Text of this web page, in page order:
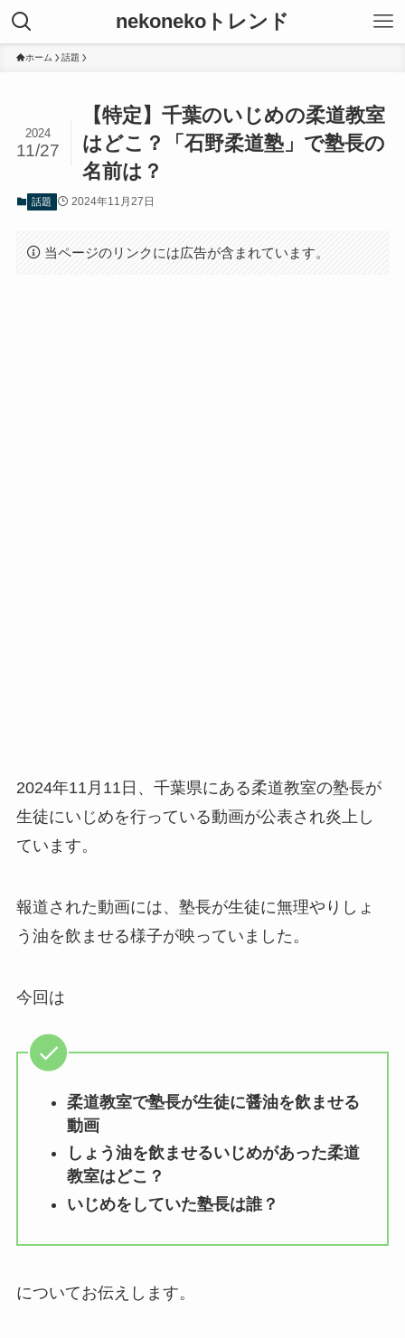
nekonekoトレンド
ホーム 話題
【特定】千葉のいじめの柔道教室
はどこ？「石野柔道塾」で塾長の
名前は？
2024
11/27
話題 2024年11月27日
当ページのリンクには広告が含まれています。
2024年11月11日、千葉県にある柔道教室の塾長が
生徒にいじめを行っている動画が公表され炎上し
ています。
報道された動画には、塾長が生徒に無理やりしょ
う油を飲ませる様子が映っていました。
今回は
柔道教室で塾長が生徒に醤油を飲ませる
動画
しょう油を飲ませるいじめがあった柔道
教室はどこ？
いじめをしていた塾長は誰？
についてお伝えします。